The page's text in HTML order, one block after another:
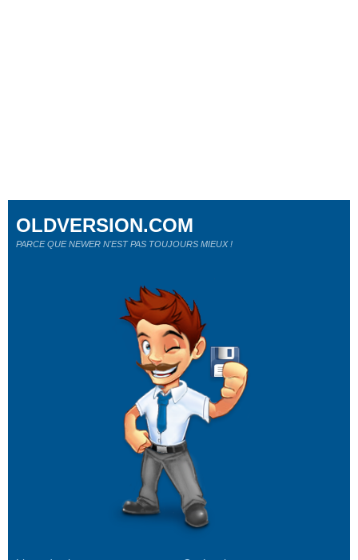
OLDVERSION.COM
PARCE QUE NEWER N'EST PAS TOUJOURS MIEUX !